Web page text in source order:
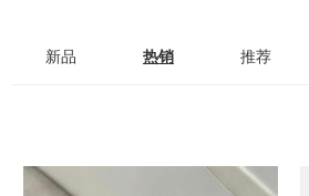
新品 热销 推荐